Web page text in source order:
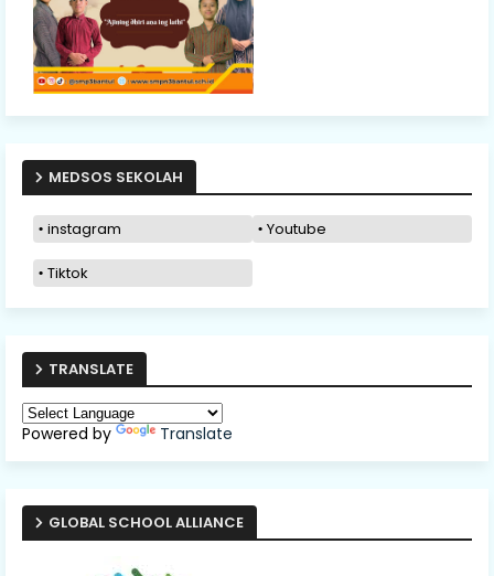
MEDSOS SEKOLAH
instagram Youtube
Tiktok
TRANSLATE
Powered by Translate
GLOBAL SCHOOL ALLIANCE